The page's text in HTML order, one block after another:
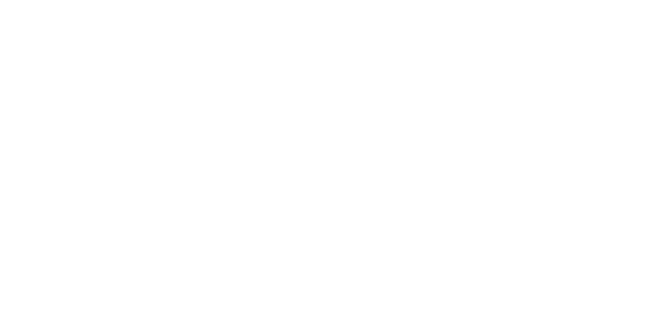
incaltaminte, coafuri, tunsori, desene de colorat, poze cu modele de manichiuri!❤️